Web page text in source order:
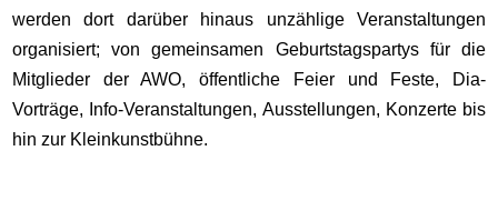
werden dort darüber hinaus unzählige Veranstaltungen
organisiert; von gemeinsamen Geburtstagspartys für die
Mitglieder der AWO, öffentliche Feier und Feste, Dia-
Vorträge, Info-Veranstaltungen, Ausstellungen, Konzerte bis
hin zur Kleinkunstbühne.